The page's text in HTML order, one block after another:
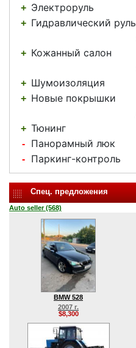
+ Электроруль
+ Гидравлический руль
+ Кожанный салон
+ Шумоизоляция
+ Новые покрышки
+ Тюнинг
- Панорамный люк
- Паркинг-контроль
Спец. предложения
Auto seller (568)
BMW 528
2007 г.
$8,300